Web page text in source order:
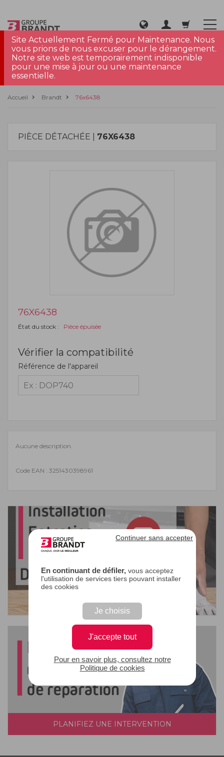
En continuant de défiler,vous acceptez
l'utilisation de services tiers pouvant installer
des cookies
Je choisis
J'accepte tout
Continuer sans accepter
Pour en savoir plus, consultez notre
Politique de cookies
Site Actuellement Fermé pour Maintenance. Nous
vous prions de nous excuser pour le dérangement.
Notre site web est temporairement indisponible
pour une mise à jour ou une maintenance
essentielle.
Accueil Brandt 76x6438
PIÈCE DÉTACHÉE | 76X6438
76X6438
État du stock : Pièce épuisée
Vérifier la compatibilité
Référence de l'appareil
Aucune description.
Code EAN : 3251430398961
PLANIFIEZ UNE INTERVENTION